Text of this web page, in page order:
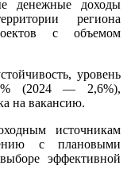
денежные доходы
региона
с объемом
уровень
(2024 — 2,6%),
на вакансию.
источникам
с плановыми
эффективной